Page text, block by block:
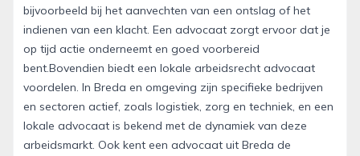
bijvoorbeeld bij het aanvechten van een ontslag of het
indienen van een klacht. Een advocaat zorgt ervoor dat je
op tijd actie onderneemt en goed voorbereid
bent.Bovendien biedt een lokale arbeidsrecht advocaat
voordelen. In Breda en omgeving zijn specifieke bedrijven
en sectoren actief, zoals logistiek, zorg en techniek, en een
lokale advocaat is bekend met de dynamiek van deze
arbeidsmarkt. Ook kent een advocaat uit Breda de